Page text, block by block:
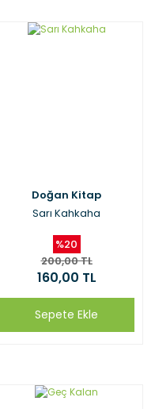
Doğan Kitap
Sarı Kahkaha
%20
200,00 TL
160,00 TL
Sepete Ekle